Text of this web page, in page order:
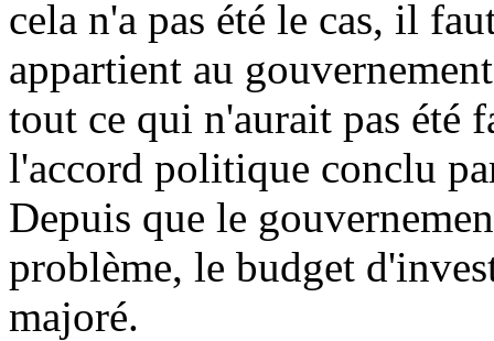
cela n'a pas été le cas, il
appartient au
tout ce qui n'aurait pas été
l'accord politique conclu
Depuis que le
problème, le budget
majoré.